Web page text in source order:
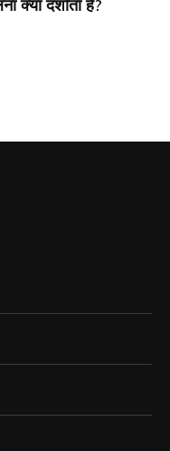
क्या दर्शाता है?